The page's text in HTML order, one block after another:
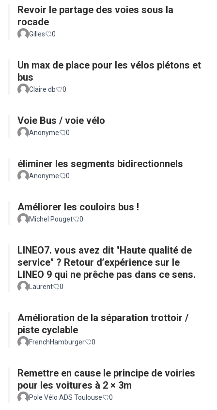
Revoir le partage des voies sous la
rocade
Gilles 0
Un max de place pour les vélos piétons et
bus
Claire db 0
Voie Bus / voie vélo
Anonyme 0
éliminer les segments bidirectionnels
Anonyme 0
Améliorer les couloirs bus !
Michel Pouget 0
LINEO7. vous avez dit "Haute qualité de
service" ? Retour d’expérience sur le
LINEO 9 qui ne prêche pas dans ce sens.
Laurent 0
Amélioration de la séparation trottoir /
piste cyclable
FrenchHamburger 0
Remettre en cause le principe de voiries
pour les voitures à 2 × 3m
Pole Vélo ADS Toulouse 0